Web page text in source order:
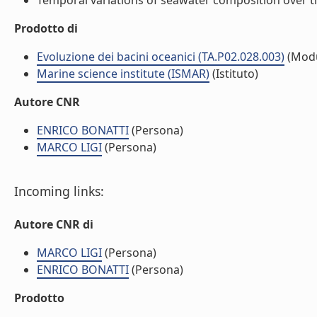
Prodotto di
Evoluzione dei bacini oceanici (TA.P02.028.003)
Marine science institute (ISMAR)(Istituto)
Autore CNR
ENRICO BONATTI(Persona)
MARCO LIGI(Persona)
Incoming links:
Autore CNR di
MARCO LIGI(Persona)
ENRICO BONATTI(Persona)
Prodotto